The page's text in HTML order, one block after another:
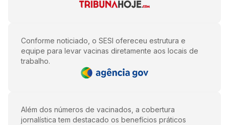
Conforme noticiado, o SESI ofereceu estrutura e
equipe para levar vacinas diretamente aos locais de
trabalho.
Além dos números de vacinados, a cobertura
jornalística tem destacado os benefícios práticos